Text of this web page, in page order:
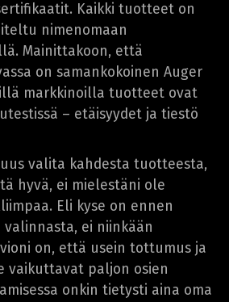
Kaikki tuotteet on
nimenomaan
Mainittakoon, että
on samankokoinen Auger
markkinoilla tuotteet ovat
– etäisyydet ja tiestö
valita kahdesta tuotteesta,
hyvä, ei mielestäni ole
Eli kyse on ennen
valinnasta, ei niinkään
on, että usein tottumus ja
vaikuttavat paljon osien
onkin tietysti aina oma